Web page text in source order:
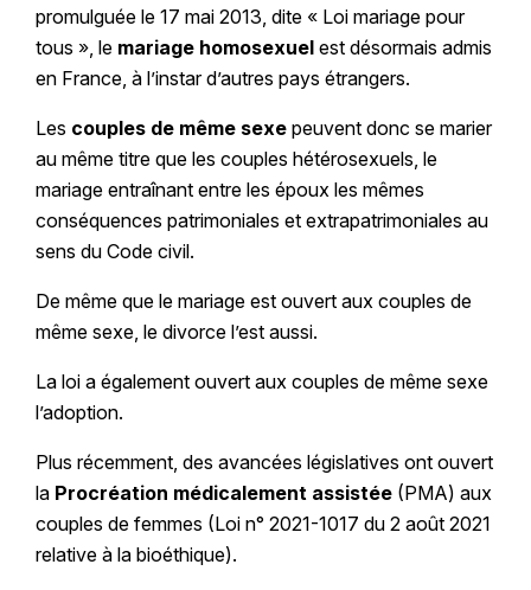
promulguée le 17 mai 2013, dite « Loi mariage pour
tous », le mariage homosexuelest désormais admis
en France, à l’instar d’autres pays étrangers.
Les couples de même sexepeuvent donc se marier
au même titre que les couples hétérosexuels, le
mariage entraînant entre les époux les mêmes
conséquences patrimoniales et extrapatrimoniales au
sens du Code civil.
De même que le mariage est ouvert aux couples de
même sexe, le divorce l’est aussi.
La loi a également ouvert aux couples de même sexe
l’adoption.
Plus récemment, des avancées législatives ont ouvert
la Procréation médicalement assistée(PMA) aux
couples de femmes (Loi n° 2021-1017 du 2 août 2021
relative à la bioéthique).